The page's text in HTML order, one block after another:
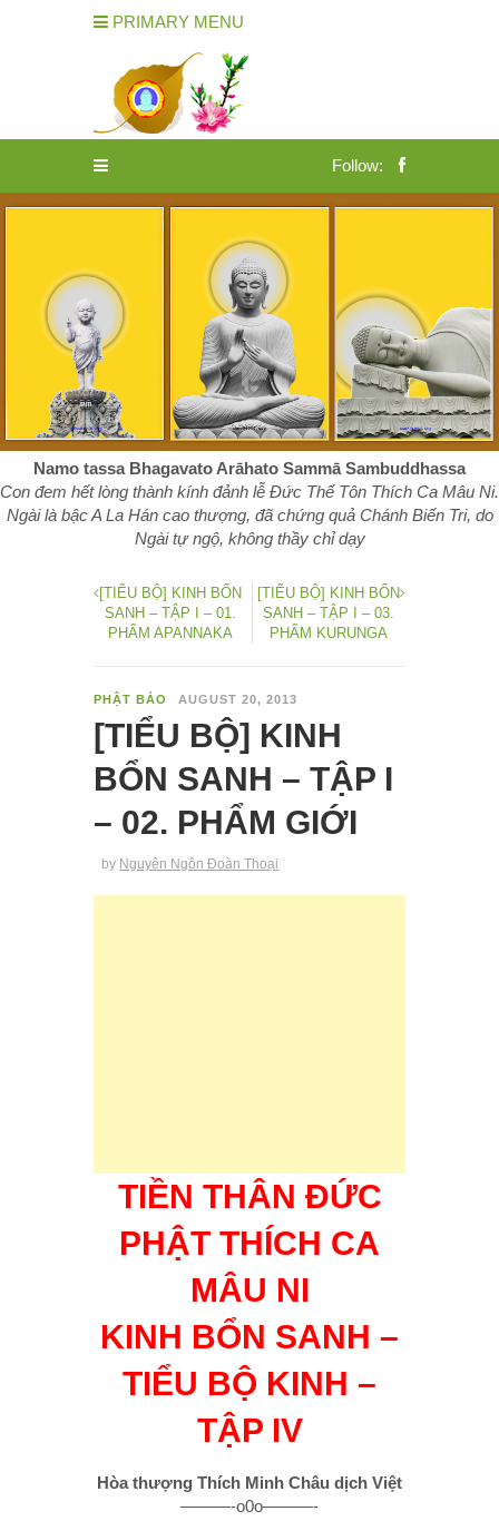
PRIMARY MENU
Follow:
Namo tassa Bhagavato Arāhato Sammā Sambuddhassa
Con đem hết lòng thành kính đảnh lễ Đức Thế Tôn Thích Ca Mâu Ni.
Ngài là bậc A La Hán cao thượng, đã chứng quả Chánh Biến Tri, do
Ngài tự ngộ, không thầy chỉ dạy
[TIỂU BỘ] KINH BỔN
SANH – TẬP I – 01.
PHẨM APANNAKA
[TIỂU BỘ] KINH BỔN
SANH – TẬP I – 03.
PHẨM KURUNGA
PHẬT BẢO AUGUST 20, 2013
[TIỂU BỘ] KINH
BỔN SANH – TẬP I
– 02. PHẨM GIỚI
by Nguyên Ngôn Đoàn Thoại
TIỀN THÂN ĐỨC
PHẬT THÍCH CA
MÂU NI
KINH BỔN SANH –
TIỂU BỘ KINH –
TẬP IV
Hòa thượng Thích Minh Châu dịch Việt
———-o0o———-